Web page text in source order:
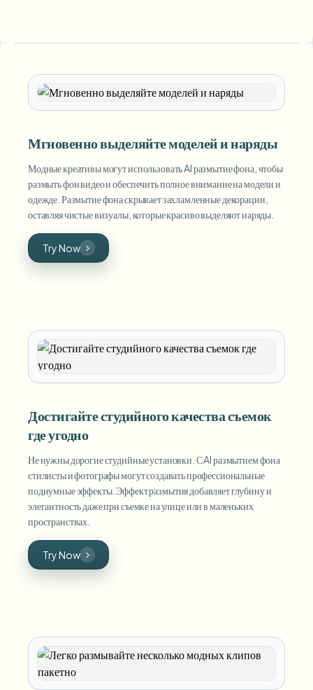
Мгновенно выделяйте моделей и наряды
Модные креативы могут использовать AI размытие фона, чтобы
размыть фон видео и обеспечить полное внимание на модели и
одежде. Размытие фона скрывает захламленные декорации,
оставляя чистые визуалы, которые красиво выделяют наряды.
Try Now
Достигайте студийного качества съемок
где угодно
Не нужны дорогие студийные установки. С AI размытием фона
стилисты и фотографы могут создавать профессиональные
подиумные эффекты. Эффект размытия добавляет глубину и
элегантность даже при съемке на улице или в маленьких
пространствах.
Try Now